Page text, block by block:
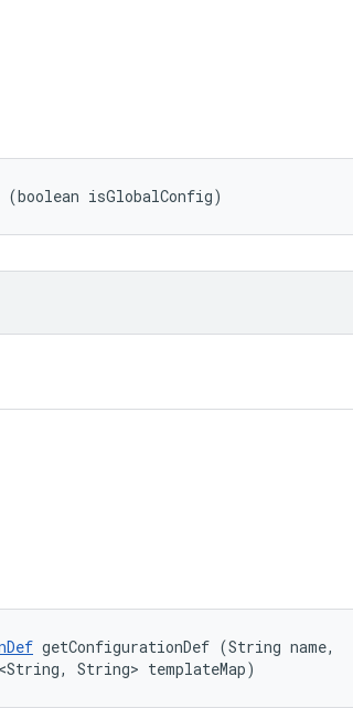
isGlobalConfig)
getConfigurationDef (String name,
String> templateMap)